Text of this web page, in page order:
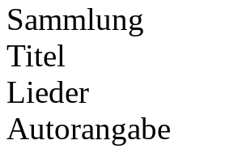
Sammlung
Titel
Lieder
Autorangabe